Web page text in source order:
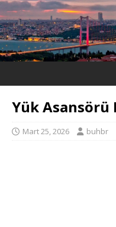
Yük Asansörü
Mart 25, 2026 buhbr